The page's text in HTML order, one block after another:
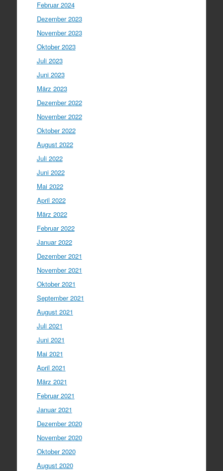
Februar 2024
Dezember 2023
November 2023
Oktober 2023
Juli 2023
Juni 2023
März 2023
Dezember 2022
November 2022
Oktober 2022
August 2022
Juli 2022
Juni 2022
Mai 2022
April 2022
März 2022
Februar 2022
Januar 2022
Dezember 2021
November 2021
Oktober 2021
September 2021
August 2021
Juli 2021
Juni 2021
Mai 2021
April 2021
März 2021
Februar 2021
Januar 2021
Dezember 2020
November 2020
Oktober 2020
August 2020